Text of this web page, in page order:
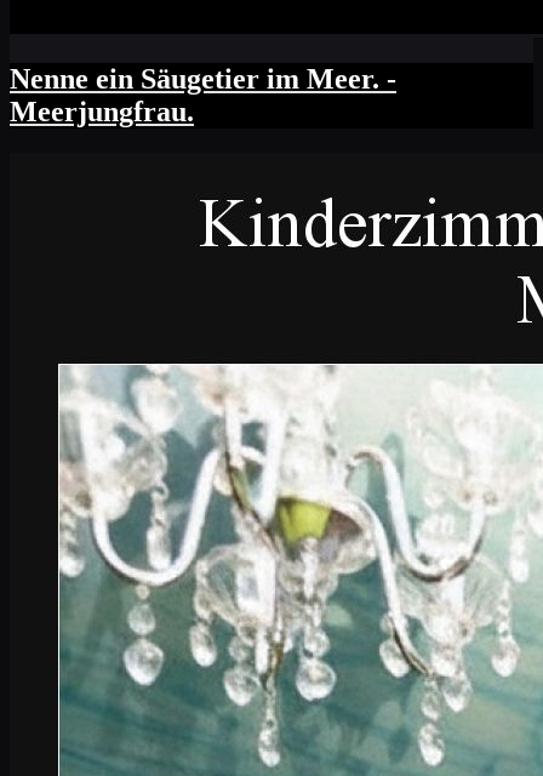
Nenne ein Säugetier im Meer. -
Meerjungfrau.